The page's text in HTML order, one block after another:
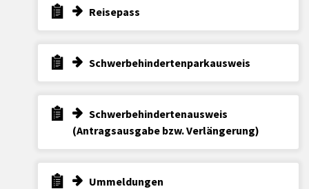
Reisepass
Schwerbehindertenparkausweis
Schwerbehindertenausweis
(Antragsausgabe bzw. Verlängerung)
Ummeldungen